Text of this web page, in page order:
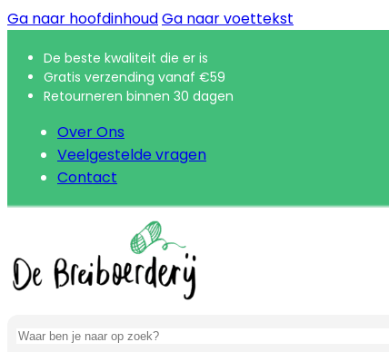
Ga naar hoofdinhoudGa naar voettekst
De beste kwaliteit die er is
Gratis verzending vanaf €59
Retourneren binnen 30 dagen
Over Ons
Veelgestelde vragen
Contact
Zoeken